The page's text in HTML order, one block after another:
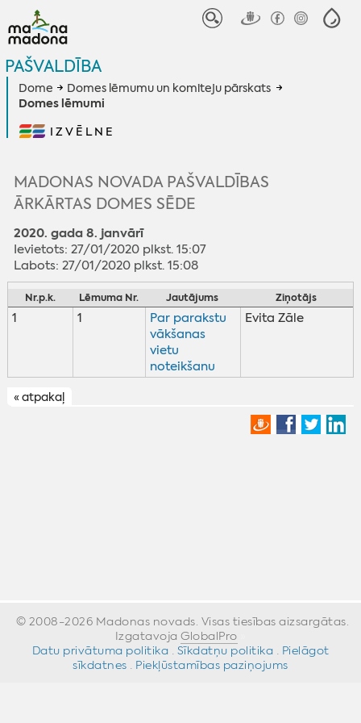
PAŠVALDĪBA
Dome Domes lēmumu un komiteju pārskats
Domes lēmumi
IZVĒLNE
MADONAS NOVADA PAŠVALDĪBAS
ĀRKĀRTAS DOMES SĒDE
2020. gada 8. janvārī
Ievietots: 27/01/2020 plkst. 15:07
Labots: 27/01/2020 plkst. 15:08
Nr.p.k. Lēmuma Nr. Jautājums Ziņotājs
1 1
Par parakstu
vākšanas
vietu
noteikšanu
Evita Zāle
« atpakaļ
© 2008-2026 Madonas novads. Visas tiesības aizsargātas.
Izgatavoja GlobalPro
Datu privātuma politika · Sīkdatņu politika · Pielāgot
sīkdatnes · Piekļūstamības paziņojums